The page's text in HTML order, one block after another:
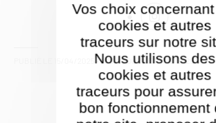
Vos choix
cookies et autres
traceurs sur notre
Nous utilisons des
cookies et autres
traceurs pour
bon fonctionnement
- MIS À JOUR LE 15/09/2025